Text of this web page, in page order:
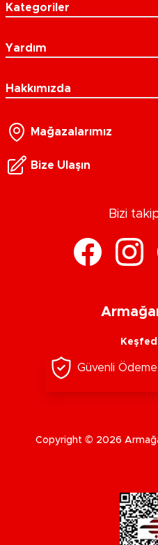
Kategoriler
Yardım
Hakkımızda
Mağazalarımız
Bize Ulaşın
Bizi
Güvenli Ödeme
Copyright © 2026